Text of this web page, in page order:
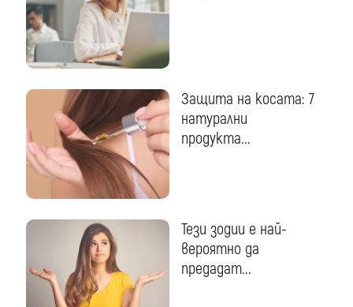
Защита на косата: 7
натурални
продукта...
Тези зодии е най-
вероятно да
предадат...